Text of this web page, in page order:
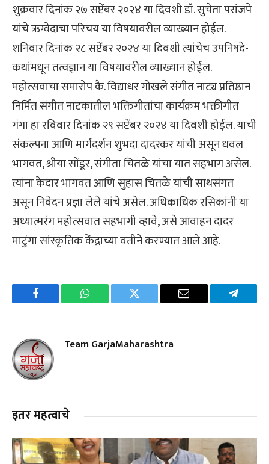
शुक्रवार दिनांक २७ सप्टेंबर २०२४ या दिवशी डॉ. सुचेता परांजपे
यांचे ऋग्वेदाचा परिचय या विषयावरील व्याख्यान होईल.
शनिवार दिनांक २८ सप्टेंबर २०२४ या दिवशी त्यांचेच उपनिषदे-
कथांमधून तत्वज्ञान या विषयावरील व्याख्यान होईल.
महोत्सवाचा समारोप कै. विद्याधर गोखले संगीत नाट्य प्रतिष्ठान
निर्मित संगीत नाटकातील भक्तिगीतांचा कार्यक्रम भक्तीगीत
गंगा हा रविवार दिनांक २९ सप्टेंबर २०२४ या दिवशी होईल. याची
संकल्पना आणि मार्गदर्शन शुभदा दादरकर यांची असून धवल
भागवत, श्रीया सोंडूर, संगीता चितळे यांचा यात सहभाग असेल.
त्यांना केदार भागवत आणि सुहास चितळे यांची साथसंगत
असून निवेदन प्रज्ञा लेले यांचे असेल. अधिकाधिक रसिकांनी या
अध्यात्मरंग महोत्सवात सहभागी व्हावे, असे आवाहन दादर
माटुंगा सांस्कृतिक केंद्राच्या वतीने करण्यात आले आहे.
Facebook WhatsApp Twitter Email
Team GarjaMaharashtra
इतर महत्वाचे